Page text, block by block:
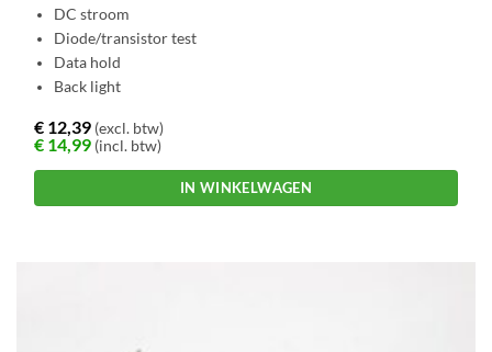
DC stroom
Diode/transistor test
Data hold
Back light
€ 12,39 (excl. btw)
€ 14,99 (incl. btw)
IN WINKELWAGEN